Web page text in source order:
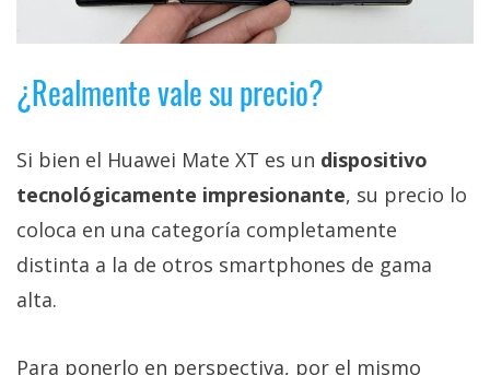
apps,
videojuegos,
comparativas,
tutoriales.
El Grupo
Informático
(CC) 2006-
2026.Algunos
derechos
reservados
¿Realmente vale su precio?
Si bien el Huawei Mate XT es un dispositivo
tecnológicamente impresionante, su precio lo
coloca en una categoría completamente
distinta a la de otros smartphones de gama
alta.
Para ponerlo en perspectiva, por el mismo